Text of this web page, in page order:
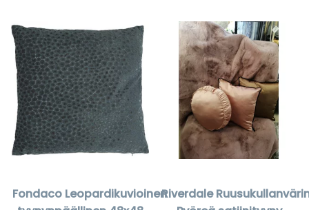
Fondaco LeopardikuvioinenRiverdale